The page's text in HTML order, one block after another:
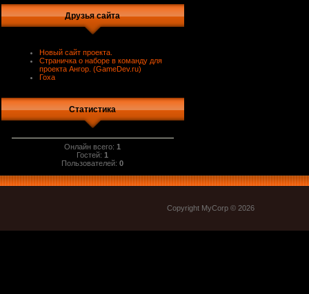
Друзья сайта
Новый сайт проекта.
Страничка о наборе в команду для
проекта Ангор. (GameDev.ru)
Гоха
Статистика
Онлайн всего:1
Гостей:1
Пользователей:0
Copyright MyCorp © 2026